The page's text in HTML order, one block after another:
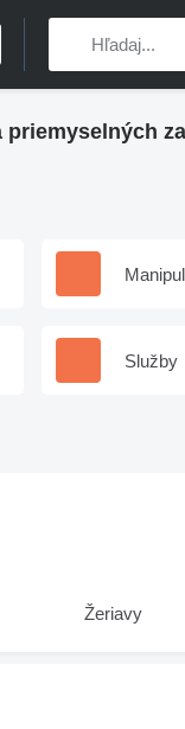
Služby
Žeriavy